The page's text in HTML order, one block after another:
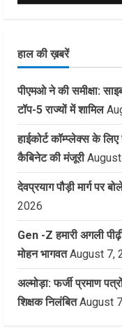
हाल की ख़बरें
पीएमओ ने की समीक्षा:
टॉप-5 राज्यों में शामिल
हाईकोर्ट कॉम्प्लेक्स के
कैबिनेट की मंजूरी
देवप्रयाग पौड़ी मार्ग पर
2026
Gen -Z हमारी अगली
मोहन भागवत August 7,
अल्मोड़ा: फर्जी प्रमाण
शिक्षक निलंबित August